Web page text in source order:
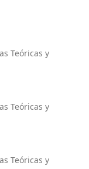
Teóricas y
Teóricas y
Teóricas y